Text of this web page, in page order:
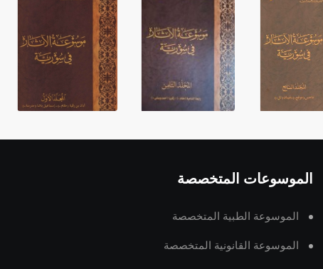
الموسوعات المتخصصة
الموسوعة الطبية المتخصصة
الموسوعة القانونية المتخصصة